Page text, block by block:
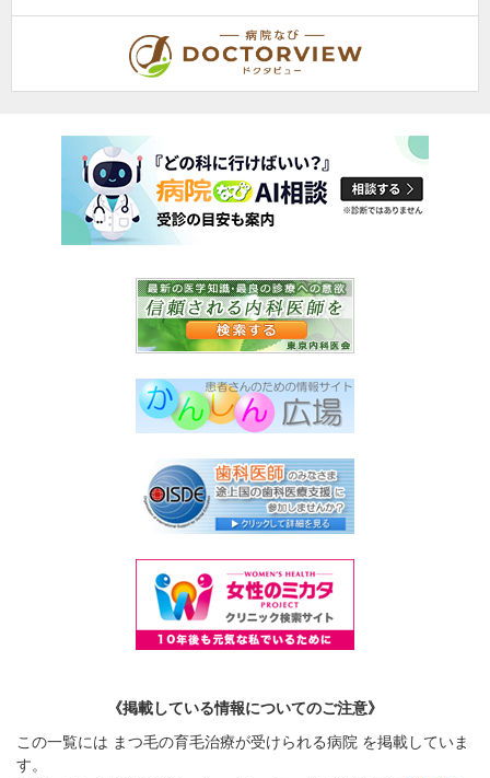
《掲載している情報についてのご注意》
この一覧には まつ毛の育毛治療が受けられる病院 を掲載していま
す。